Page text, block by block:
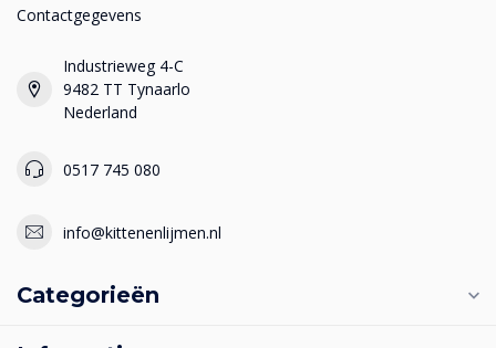
Contactgegevens
Industrieweg 4-C
9482 TT Tynaarlo
Nederland
0517 745 080
info@kittenenlijmen.nl
Categorieën